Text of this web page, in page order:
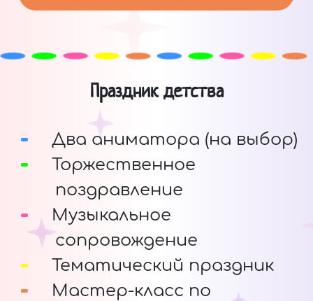
Праздник детства
Два аниматора (на выбор)
Торжественное
поздравление
Музыкальное
сопровождение
Тематический праздник
Мастер-класс по